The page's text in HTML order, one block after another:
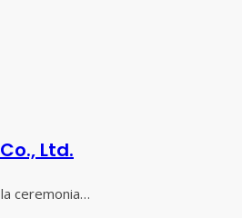
Ltd.
ceremonia…